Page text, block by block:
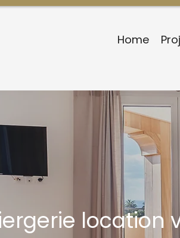
Home
location